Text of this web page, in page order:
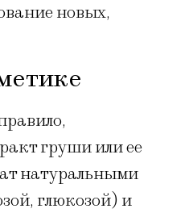
новых,
груши или ее
натуральными
глюкозой) и